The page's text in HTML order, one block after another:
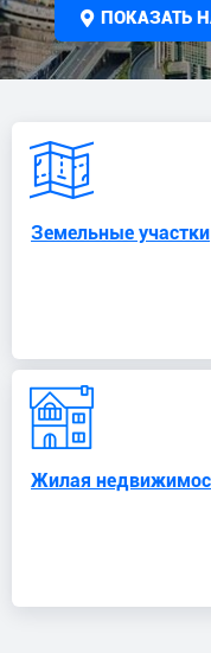
ПОКАЗАТЬ
Земельные участки
Жилая